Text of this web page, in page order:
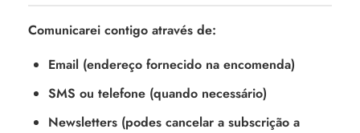
Comunicarei contigo através de:
Email (endereço fornecido na encomenda)
SMS ou telefone (quando necessário)
Newsletters (podes cancelar a subscrição a